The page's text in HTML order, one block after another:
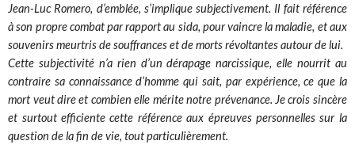
Jean-Luc Romero, d’emblée, s’implique subjectivement. Il fait référence
à son propre combat par rapport au sida, pour vaincre la maladie, et aux
souvenirs meurtris de souffrances et de morts révoltantes autour de lui.
Cette subjectivité n’a rien d’un dérapage narcissique, elle nourrit au
contraire sa connaissance d’homme qui sait, par expérience, ce que la
mort veut dire et combien elle mérite notre prévenance. Je crois sincère
et surtout efficiente cette référence aux épreuves personnelles sur la
question de la fin de vie, tout particulièrement.